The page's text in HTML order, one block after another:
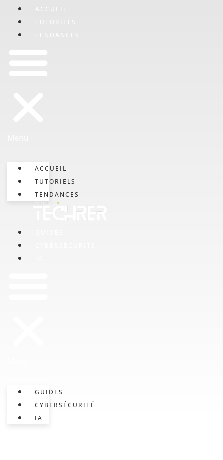
ACCUEIL
TUTORIELS
TENDANCES
ACCUEIL
TUTORIELS
TENDANCES
GUIDES
CYBERSÉCURITÉ
IA